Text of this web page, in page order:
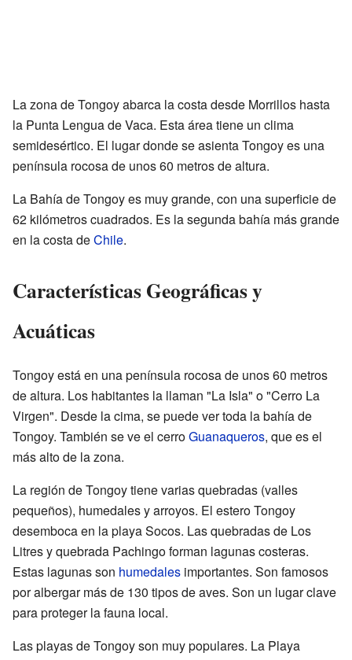
La zona de Tongoy abarca la costa desde Morrillos hasta
la Punta Lengua de Vaca. Esta área tiene un clima
semidesértico. El lugar donde se asienta Tongoy es una
península rocosa de unos 60 metros de altura.
La Bahía de Tongoy es muy grande, con una superficie de
62 kilómetros cuadrados. Es la segunda bahía más grande
en la costa deChile.
Características Geográficas y
Acuáticas
Tongoy está en una península rocosa de unos 60 metros
de altura. Los habitantes la llaman "La Isla" o "Cerro La
Virgen". Desde la cima, se puede ver toda la bahía de
Tongoy. También se ve el cerroGuanaqueros, que es el
más alto de la zona.
La región de Tongoy tiene varias quebradas (valles
pequeños), humedales y arroyos. El estero Tongoy
desemboca en la playa Socos. Las quebradas de Los
Litres y quebrada Pachingo forman lagunas costeras.
Estas lagunas son humedales importantes. Son famosos
por albergar más de 130 tipos de aves. Son un lugar clave
para proteger la fauna local.
Las playas de Tongoy son muy populares. La Playa